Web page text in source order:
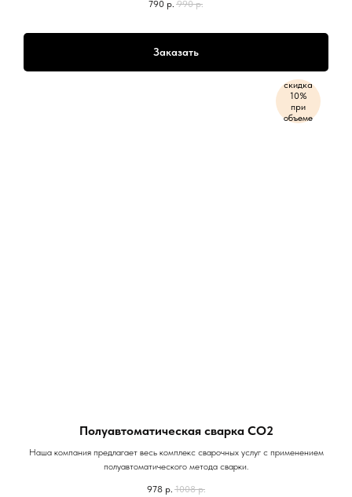
790 р. 990 р.
Заказать
скидка
10%
при
объеме
Полуавтоматическая сварка CO2
Наша компания предлагает весь комплекс сварочных услуг с применением
полуавтоматического метода сварки.
978 р. 1008 р.